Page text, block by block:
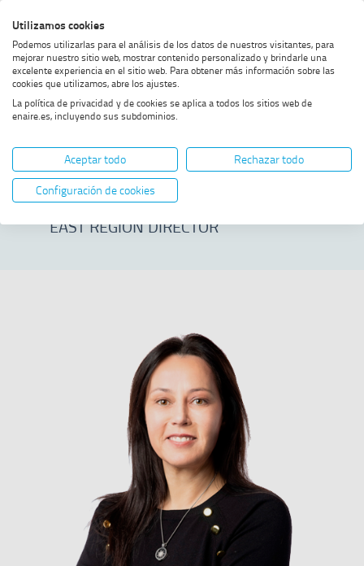
to
menu
to
content
to
footer
high
contrast
Home SHOW BREADCRUMB TRAIL OPTIONS
Inmaculada Prieto Serrano
Inmaculada Prieto
Serrano
EAST REGION DIRECTOR
Utilizamos cookies
Podemos utilizarlas para el análisis de los datos de nuestros visitantes, para
mejorar nuestro sitio web, mostrar contenido personalizado y brindarle una
excelente experiencia en el sitio web. Para obtener más información sobre las
cookies que utilizamos, abre los ajustes.
La política de privacidad y de cookies se aplica a todos los sitios web de
enaire.es, incluyendo sus subdominios.
Aceptar todo
Rechazar todo
Configuración de cookies